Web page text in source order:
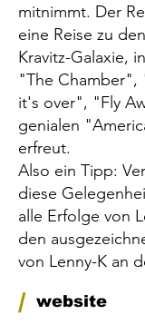
mitnimmt. Der
eine Reise zu
Kravitz-Galaxie,
"The Chamber",
it's over", "Fly
genialen
erfreut.
Also ein Tipp:
diese
alle Erfolge von
den
von Lenny-K an
/ website